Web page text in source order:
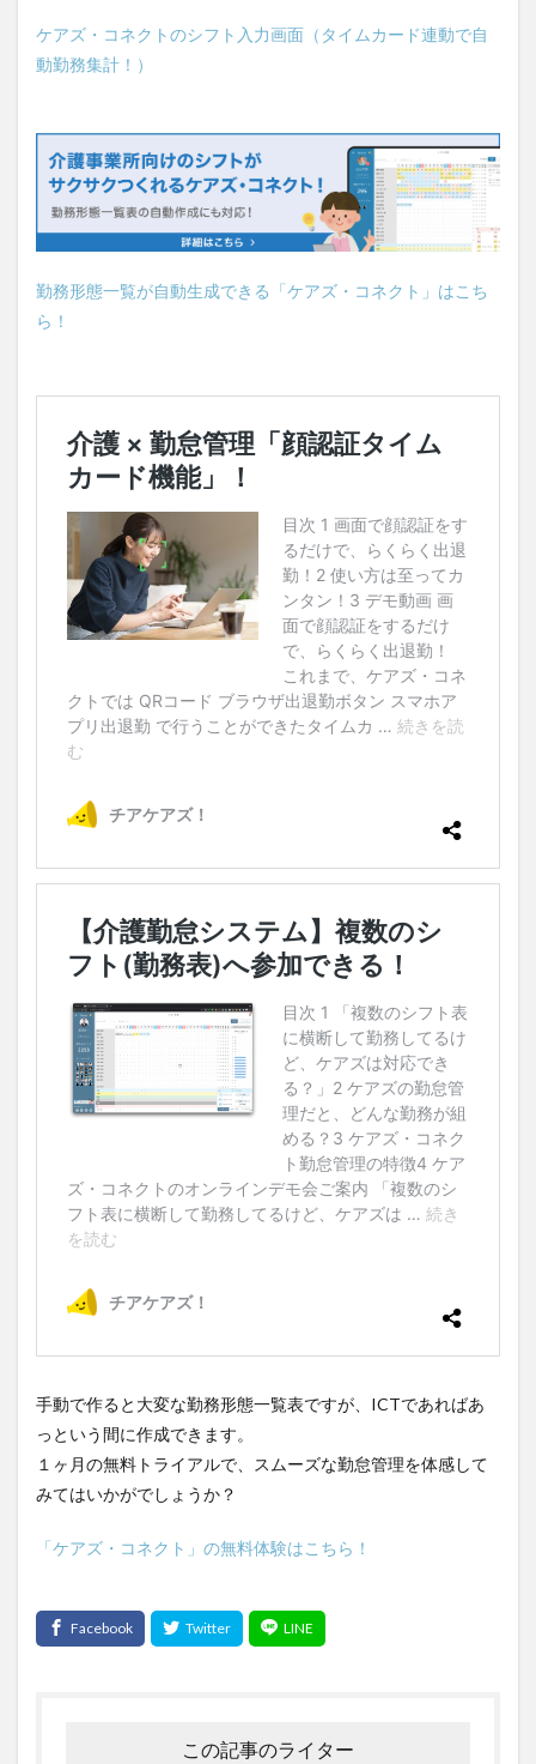
ケアズ・コネクトのシフト入力画面（タイムカード連動で自
動勤務集計！）
勤務形態一覧が自動生成できる「ケアズ・コネクト」はこち
ら！
手動で作ると大変な勤務形態一覧表ですが、ICTであればあ
っという間に作成できます。
１ヶ月の無料トライアルで、スムーズな勤怠管理を体感して
みてはいかがでしょうか？
「ケアズ・コネクト」の無料体験はこちら！
この記事のライター